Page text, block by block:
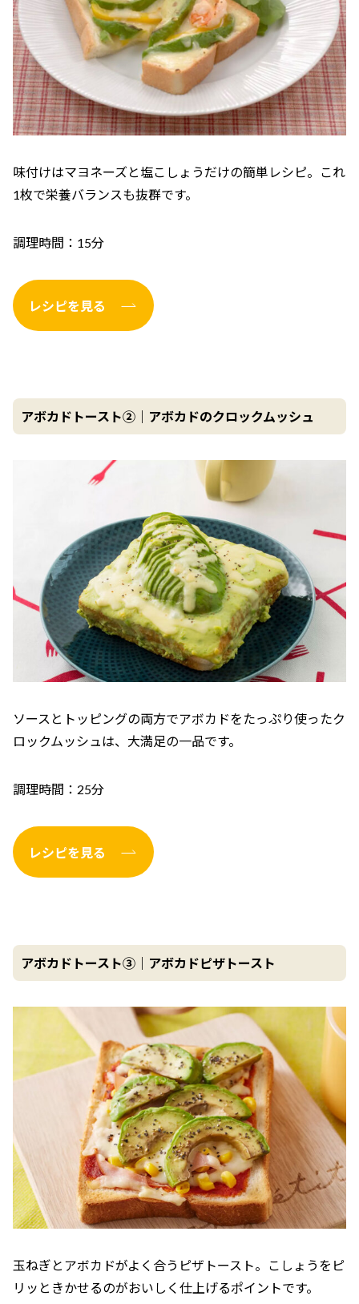
味付けはマヨネーズと塩こしょうだけの簡単レシピ。これ
1枚で栄養バランスも抜群です。
調理時間：15分
レシピを見る
アボカドトースト②｜アボカドのクロックムッシュ
ソースとトッピングの両方でアボカドをたっぷり使ったク
ロックムッシュは、大満足の一品です。
調理時間：25分
レシピを見る
アボカドトースト③｜アボカドピザトースト
玉ねぎとアボカドがよく合うピザトースト。こしょうをピ
リッときかせるのがおいしく仕上げるポイントです。